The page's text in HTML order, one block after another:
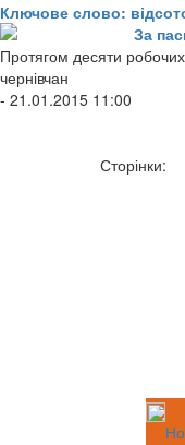
Ключове слово:
За
Протягом десяти робочих
чернівчан
- 21.01.2015 11:00
Сторінки: